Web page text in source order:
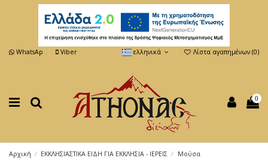
WhatsAp Viber ελληνικά Λίστα αγαπημένων (0)
0
Αρχική ΕΚΚΛΗΣΙΑΣΤΙΚΑ ΕΙΔΗ ΓΙΑ ΕΚΚΛΗΣΙΑ - ΙΕΡΕΙΣ Μούσα